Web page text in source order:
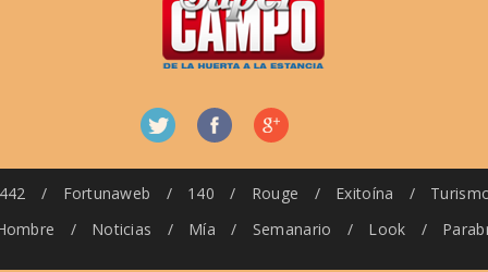
442 / Fortunaweb / 140 / Rouge / Exitoína /
/ Noticias / Mía / Semanario / Look /